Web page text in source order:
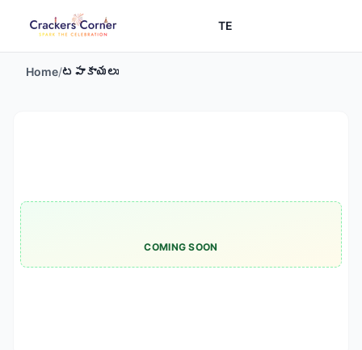
TE
Home/టపాకాయలు
COMING SOON